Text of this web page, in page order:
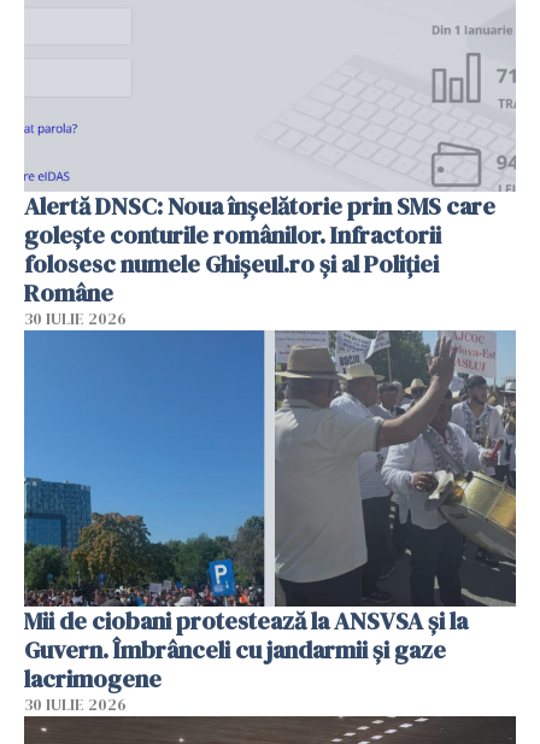
Alertă DNSC: Noua înșelătorie prin SMS care
golește conturile românilor. Infractorii
folosesc numele Ghișeul.ro și al Poliției
Române
30 IULIE 2026
Mii de ciobani protestează la ANSVSA și la
Guvern. Îmbrânceli cu jandarmii și gaze
lacrimogene
30 IULIE 2026